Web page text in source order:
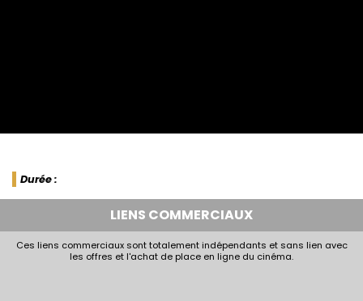
Durée :
LIENS COMMERCIAUX
Ces liens commerciaux sont totalement indépendants et sans lien avec
les offres et l'achat de place en ligne du cinéma.